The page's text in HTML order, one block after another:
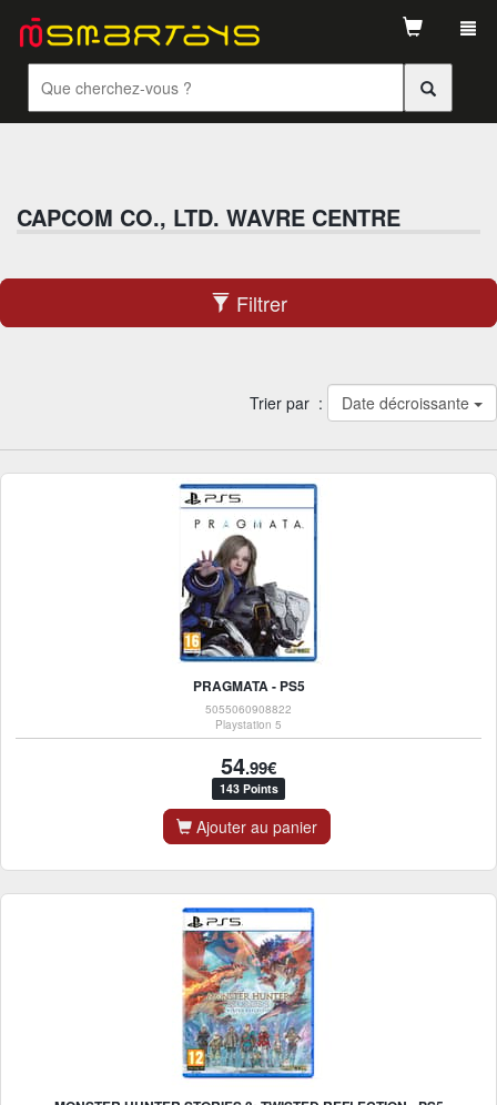
CAPCOM CO., LTD. WAVRE CENTRE
Filtrer
Trier par : Date décroissante
PRAGMATA - PS5
5055060908822
Playstation 5
54.99€
143 Points
Ajouter au panier